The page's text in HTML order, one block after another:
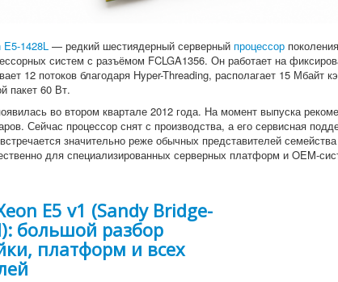
E5-1428L — редкий шестиядерный серверный процессор
систем с разъёмом FCLGA1356. Он работает на
12 потоков благодаря Hyper-Threading, располагает 15 Мбайт
пакет 60 Вт.
во втором квартале 2012 года. На момент выпуска
Сейчас процессор снят с производства, а его сервисная
значительно реже обычных представителей семейства
для специализированных серверных платформ и OEM-
E5 v1 (Sandy Bridge-
большой разбор
платформ и всех